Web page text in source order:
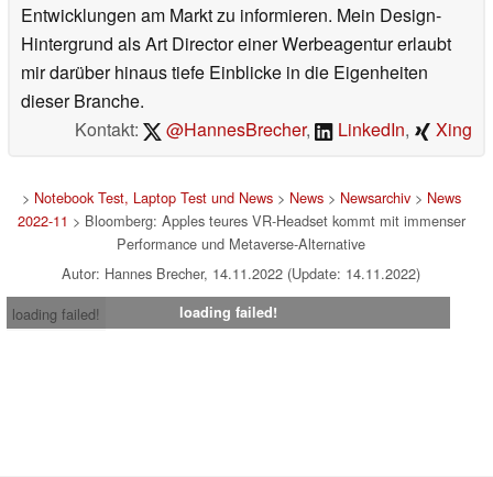
Entwicklungen am Markt zu informieren. Mein Design-
Hintergrund als Art Director einer Werbeagentur erlaubt
mir darüber hinaus tiefe Einblicke in die Eigenheiten
dieser Branche.
Kontakt:
@HannesBrecher, LinkedIn, Xing
> Notebook Test, Laptop Test und News> News> Newsarchiv> News
2022-11 > Bloomberg: Apples teures VR-Headset kommt mit immenser
Performance und Metaverse-Alternative
Autor: Hannes Brecher, 14.11.2022 (Update: 14.11.2022)
loading failed!
loading failed!